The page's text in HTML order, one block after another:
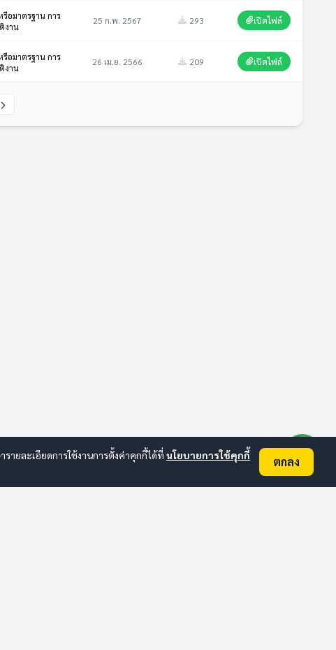
รือมาตรฐาน การ
งาน
25 ก.พ. 2567 293 เปิดไฟล์
รือมาตรฐาน การ
งาน
26 เม.ย. 2566 209 เปิดไฟล์
ายละเอียดการใช้งานการตั้งค่าคุกกี้ได้ที่ นโยบายการใช้คุกกี้
ตกลง